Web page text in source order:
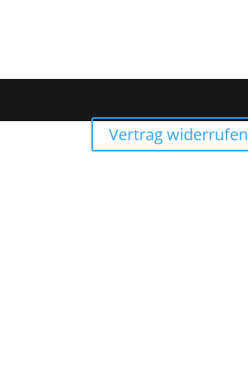
Vertrag widerrufen